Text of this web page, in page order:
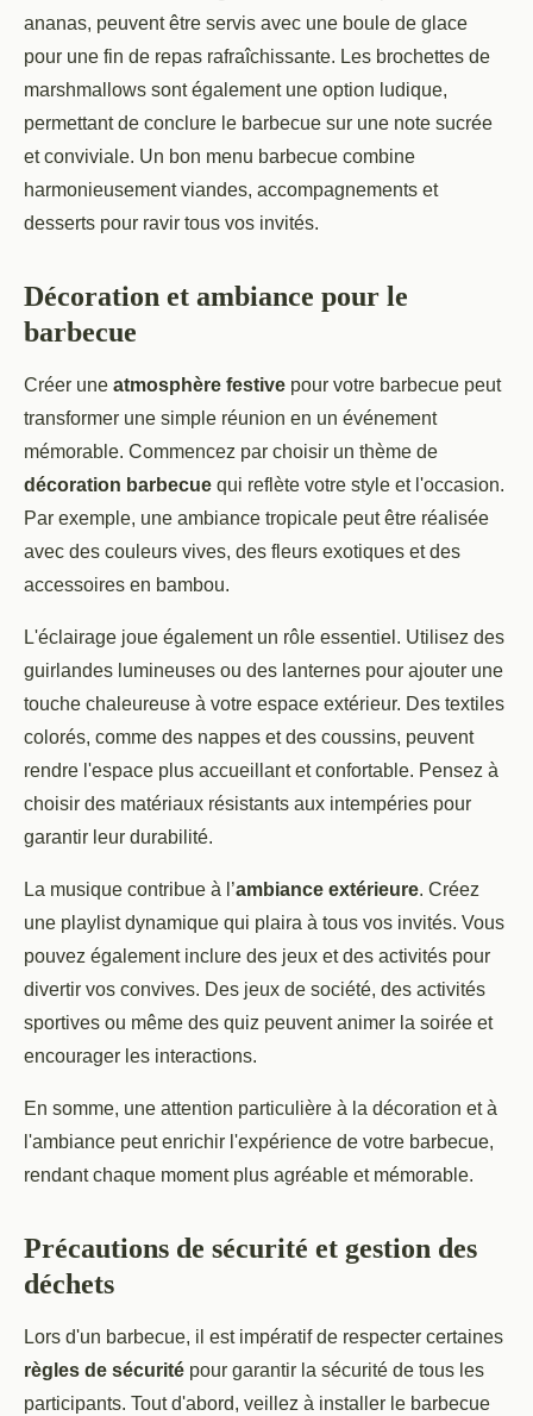
ananas, peuvent être servis avec une boule de glace
pour une fin de repas rafraîchissante. Les brochettes de
marshmallows sont également une option ludique,
permettant de conclure le barbecue sur une note sucrée
et conviviale. Un bon menu barbecue combine
harmonieusement viandes, accompagnements et
desserts pour ravir tous vos invités.
Décoration et ambiance pour le
barbecue
Créer une atmosphère festive pour votre barbecue peut
transformer une simple réunion en un événement
mémorable. Commencez par choisir un thème de
décoration barbecue qui reflète votre style et l'occasion.
Par exemple, une ambiance tropicale peut être réalisée
avec des couleurs vives, des fleurs exotiques et des
accessoires en bambou.
L'éclairage joue également un rôle essentiel. Utilisez des
guirlandes lumineuses ou des lanternes pour ajouter une
touche chaleureuse à votre espace extérieur. Des textiles
colorés, comme des nappes et des coussins, peuvent
rendre l'espace plus accueillant et confortable. Pensez à
choisir des matériaux résistants aux intempéries pour
garantir leur durabilité.
La musique contribue à l’ambiance extérieure. Créez
une playlist dynamique qui plaira à tous vos invités. Vous
pouvez également inclure des jeux et des activités pour
divertir vos convives. Des jeux de société, des activités
sportives ou même des quiz peuvent animer la soirée et
encourager les interactions.
En somme, une attention particulière à la décoration et à
l'ambiance peut enrichir l'expérience de votre barbecue,
rendant chaque moment plus agréable et mémorable.
Précautions de sécurité et gestion des
déchets
Lors d'un barbecue, il est impératif de respecter certaines
règles de sécurité pour garantir la sécurité de tous les
participants. Tout d'abord, veillez à installer le barbecue